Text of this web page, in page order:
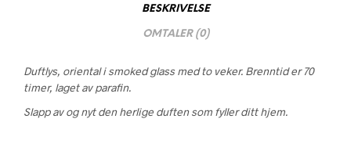
BESKRIVELSE
OMTALER (0)
Duftlys, oriental i smoked glass med to veker. Brenntid er 70
timer, laget av parafin.
Slapp av og nyt den herlige duften som fyller ditt hjem.